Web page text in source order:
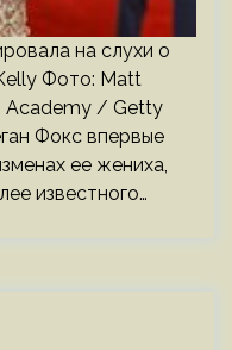
на слухи о
Фото: Matt
Academy / Getty
Фокс впервые
ее жениха,
известного…